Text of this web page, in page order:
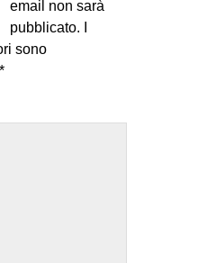
in
email non sarà
pubblicato.
sono
*